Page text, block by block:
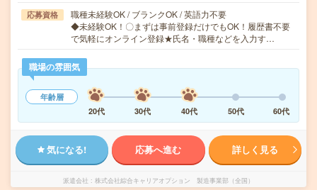
応募資格
職種未経験OK / ブランクOK / 英語力不要
◆未経験OK！〇まずは事前登録だけでもOK！履歴書不要
で気軽にオンライン登録★氏名・職種などを入力す…
職場の雰囲気
年齢層
20代
30代 40代 50代 60代
気になる! 応募へ進む 詳しく見る
派遣会社 株式会社綜合キャリアオプション 製造事業部（全国）